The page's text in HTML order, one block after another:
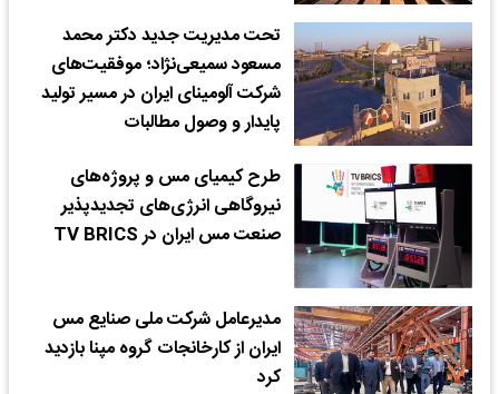
تحت مدیریت جدید دکتر محمد
مسعود سمیعی‌نژاد؛ موفقیت‌های
شرکت آلومینای ایران در مسیر تولید
پایدار و وصول مطالبات
طرح‌ کیمیای مس و پروژه‌های
نیروگاهی انرژی‌های تجدیدپذیر
صنعت مس ایران در TV BRICS
مدیرعامل شرکت ملی صنایع مس
ایران از کارخانجات گروه مپنا بازدید
کرد